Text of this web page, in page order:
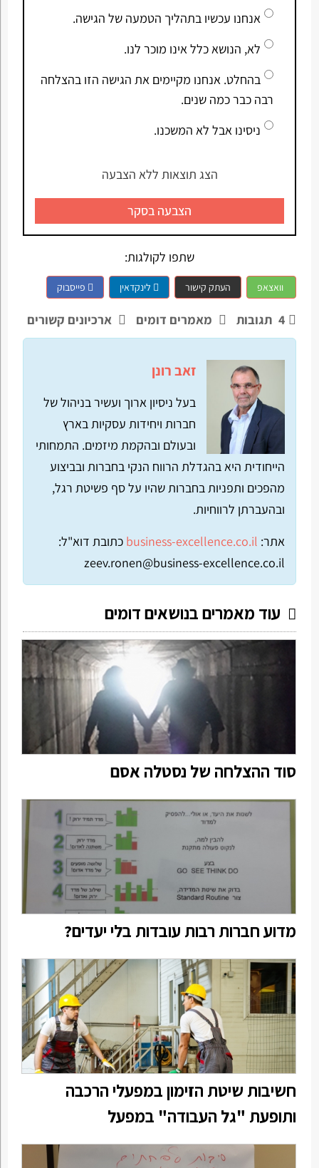
אנחנו עכשיו בתהליך הטמעה של הגישה.
לא, הנושא כלל אינו מוכר לנו.
בהחלט. אנחנו מקיימים את הגישה הזו בהצלחה
רבה כבר כמה שנים.
ניסינו אבל לא המשכנו.
הצג תוצאות ללא הצבעה
הצבעה בסקר
שתפו לקולגות:
וואצאפ העתק קישור לינקדאין פייסבוק
4 תגובות מאמרים דומים ארכיונים קשורים
זאב רונן
בעל ניסיון ארוך ועשיר בניהול של
חברות ויחידות עסקיות בארץ
ובעולם ובהקמת מיזמים. התמחותי
הייחודית היא בהגדלת הרווח הנקי בחברות ובביצוע
מהפכים ותפניות בחברות שהיו על סף פשיטת רגל,
ובהעברתן לרווחיות.
אתר: business-excellence.co.il כתובת דוא"ל:
zeev.ronen@business-excellence.co.il
עוד מאמרים בנושאים דומים
סוד ההצלחה של נסטלה אסם
מדוע חברות רבות עובדות בלי יעדים?
חשיבות שיטת הזימון במפעלי הרכבה
ותופעת "גל העבודה" במפעל